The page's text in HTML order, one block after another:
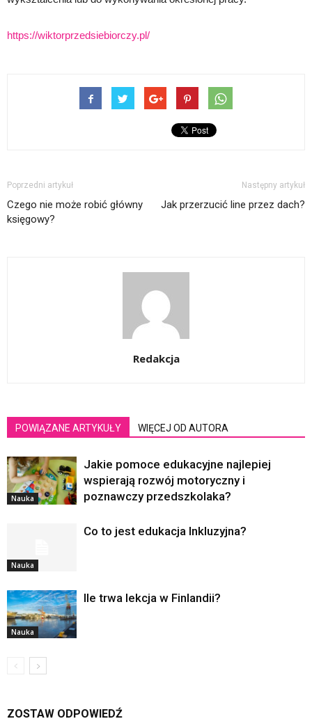
https://wiktorprzedsiebiorczy.pl/
Poprzedni artykuł
Czego nie może robić główny
księgowy?
Następny artykuł
Jak przerzucić line przez dach?
Redakcja
POWIĄZANE ARTYKUŁY WIĘCEJ OD AUTORA
Nauka
Jakie pomoce edukacyjne najlepiej
wspierają rozwój motoryczny i
poznawczy przedszkolaka?
Nauka
Co to jest edukacja Inkluzyjna?
Nauka
Ile trwa lekcja w Finlandii?
ZOSTAW ODPOWIEDŹ